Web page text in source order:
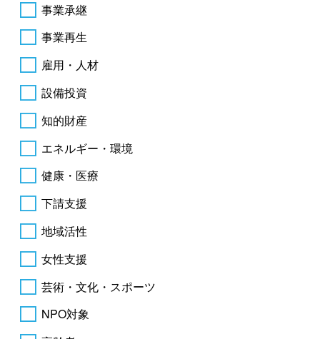
事業承継
事業再生
雇用・人材
設備投資
知的財産
エネルギー・環境
健康・医療
下請支援
地域活性
女性支援
芸術・文化・スポーツ
NPO対象